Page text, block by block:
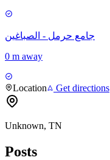
جامع حرمل - الصباغين
0 m away
Location Get directions
Unknown, TN
Posts